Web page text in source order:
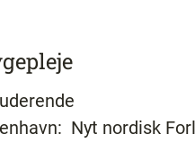
Nyt nordisk